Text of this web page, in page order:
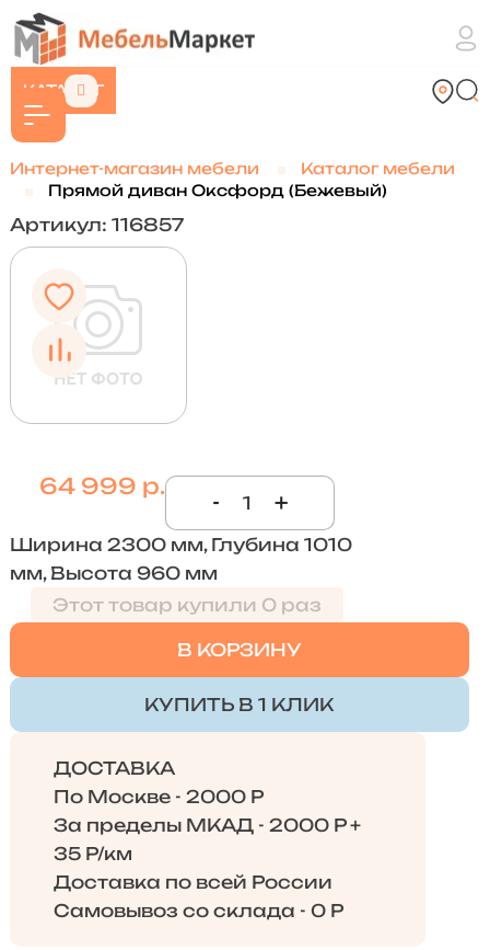
КАТАЛОГ
Интернет-магазин мебели
Каталог мебели
Прямой диван Оксфорд (Бежевый)
Артикул: 116857
64 999 р.
- +
Ширина 2300 мм, Глубина 1010
мм, Высота 960 мм
Этот товар купили 0 раз
В КОРЗИНУ
КУПИТЬ В 1 КЛИК
ДОСТАВКА
По Москве - 2000 Р
За пределы МКАД - 2000 Р +
35 Р/км
Доставка по всей России
Самовывоз со склада - 0 Р